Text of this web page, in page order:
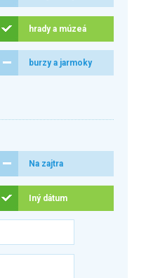
hrady a múzeá
burzy a jarmoky
Na zajtra
Iný dátum